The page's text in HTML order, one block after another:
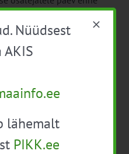
Nüüdsest
lähemalt
PIKK.ee